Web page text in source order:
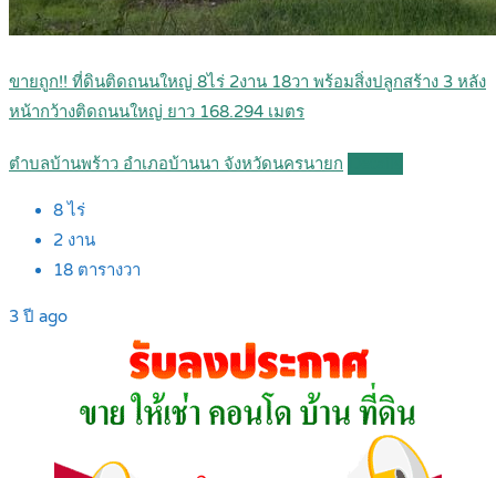
ขายถูก!! ที่ดินติดถนนใหญ่ 8ไร่ 2งาน 18วา พร้อมสิ่งปลูกสร้าง 3 หลัง
หน้ากว้างติดถนนใหญ่ ยาว 168.294 เมตร
ตำบลบ้านพร้าว อำเภอบ้านนา จังหวัดนครนายก
8ไร่
2 งาน
18 ตารางวา
3 ปี ago